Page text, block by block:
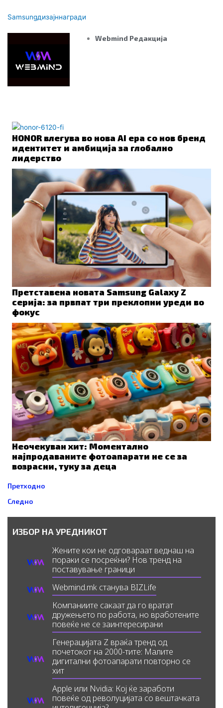
Samsungдизајннагради
Webmind Редакција
HONOR влегува во нова AI ера со нов бренд
идентитет и амбиција за глобално
лидерство
Претставена новата Samsung Galaxy Z
серија: за првпат три преклопни уреди во
фокус
Неочекуван хит: Моментално
најпродаваните фотоапарати не се за
возрасни, туку за деца
Prev
Претходно
Следно
Next
ИЗБОР НА УРЕДНИКОТ
Жените кои не одговараат веднаш на
пораки се посреќни? Нов тренд на
поставување граници
Webmind.mk станува BIZLife
Компаниите сакаат да го вратат
дружењето по работа, но вработените
повеќе не се заинтересирани
Генерацијата Z враќа тренд од
почетокот на 2000-тите: Малите
дигитални фотоапарати повторно се
хит
Apple или Nvidia: Кој ќе заработи
повеќе од револуцијата со вештачката